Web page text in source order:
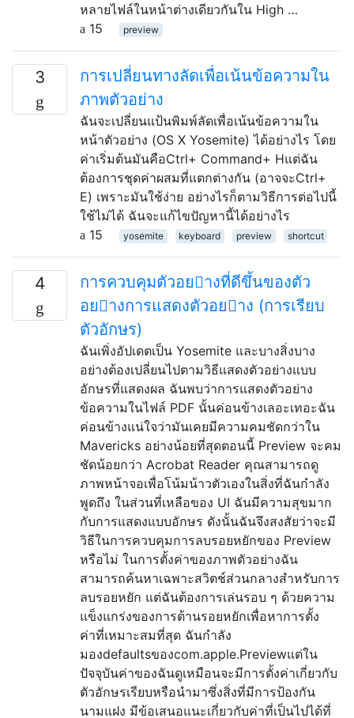
หลายไฟล์ในหน้าต่างเดียวกันใน High …
15
preview
3
การเปลี่ยนทางลัดเพื่อเน้นข้อความใน
ภาพตัวอย่าง
ฉันจะเปลี่ยนแป้นพิมพ์ลัดเพื่อเน้นข้อความใน
หน้าตัวอย่าง (OS X Yosemite) ได้อย่างไร โดย
ค่าเริ่มต้นมันคือCtrl+ Command+ Hแต่ฉัน
ต้องการชุดค่าผสมที่แตกต่างกัน (อาจจะCtrl+
E) เพราะมันใช้ง่าย อย่างไรก็ตามวิธีการต่อไปนี้
ใช้ไม่ได้ ฉันจะแก้ไขปัญหานี้ได้อย่างไร
15
yosemite keyboard preview shortcut
4
การควบคุมตัวอยางที่ดีขึ้นของตัว
อยางการแสดงตัวอยาง (การเรียบ
ตัวอักษร)
ฉันเพิ่งอัปเดตเป็น Yosemite และบางสิ่งบาง
อย่างต้องเปลี่ยนไปตามวิธีแสดงตัวอย่างแบบ
อักษรที่แสดงผล ฉันพบว่าการแสดงตัวอย่าง
ข้อความในไฟล์ PDF นั้นค่อนข้างเลอะเทอะฉัน
ค่อนข้างแน่ใจว่ามันเคยมีความคมชัดกว่าใน
Mavericks อย่างน้อยที่สุดตอนนี้ Preview จะคม
ชัดน้อยกว่า Acrobat Reader คุณสามารถดู
ภาพหน้าจอเพื่อโน้มน้าวตัวเองในสิ่งที่ฉันกำลัง
พูดถึง ในส่วนที่เหลือของ UI ฉันมีความสุขมาก
กับการแสดงแบบอักษร ดังนั้นฉันจึงสงสัยว่าจะมี
วิธีในการควบคุมการลบรอยหยักของ Preview
หรือไม่ ในการตั้งค่าของภาพตัวอย่างฉัน
สามารถค้นหาเฉพาะสวิตช์ส่วนกลางสำหรับการ
ลบรอยหยัก แต่ฉันต้องการเล่นรอบ ๆ ด้วยความ
แข็งแกร่งของการต้านรอยหยักเพื่อหาการตั้ง
ค่าที่เหมาะสมที่สุด ฉันกำลัง
มองdefaultsของcom.apple.Previewแต่ใน
ปัจจุบันค่าของฉันดูเหมือนจะมีการตั้งค่าเกี่ยวกับ
ตัวอักษรเรียบหรือนำมาซึ่งสิ่งที่มีการป้องกัน
นามแฝง มีข้อเสนอแนะเกี่ยวกับค่าที่เป็นไปได้ที่